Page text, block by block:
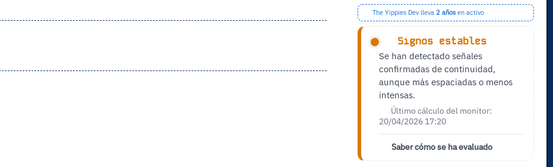
The Yippies Dev lleva 2 añosen activo
Signos estables
Se han detectado señales
confirmadas de continuidad,
aunque más espaciadas o menos
intensas.
Último cálculo del monitor:
20/04/2026 17:20
Saber cómo se ha evaluado